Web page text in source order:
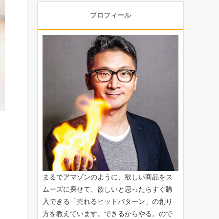
プロフィール
まるでアマゾンのように、欲しい商品をス
ムーズに探せて、欲しいと思ったらすぐ購
入できる「売れるヒットパターン 」の創り
方を教えています。できるからやる。ので